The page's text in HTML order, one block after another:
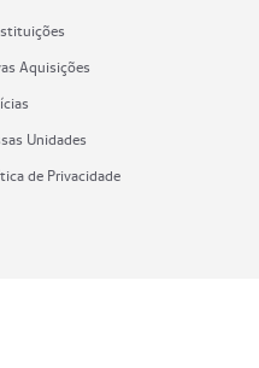
Aquisições
Unidades
de Privacidade